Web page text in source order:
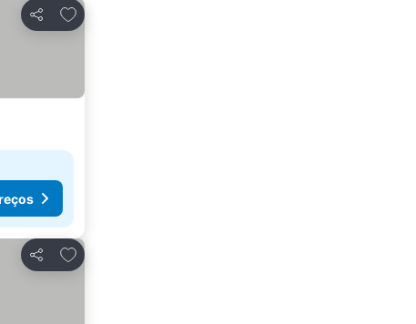
Partilhar
Adicionar aos favoritos
Partilhar
Adicionar aos favoritos